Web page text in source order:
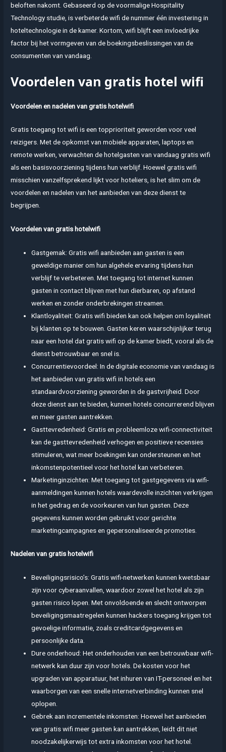
beloften nakomt. Gebaseerd op de voormalige Hospitality
Technology studie, is verbeterde wifi de nummer één investering in
hoteltechnologie in de kamer. Kortom, wifi blijft een invloedrijke
factor bij het vormgeven van de boekingsbeslissingen van de
consumenten van vandaag.
Voordelen van gratis hotel wifi
Voordelen en nadelen van gratis hotelwifi
Gratis toegang tot wifi is een topprioriteit geworden voor veel
reizigers. Met de opkomst van mobiele apparaten, laptops en
remote werken, verwachten de hotelgasten van vandaag gratis wifi
als een basisvoorziening tijdens hun verblijf. Hoewel gratis wifi
misschien vanzelfsprekend lijkt voor hoteliers, is het slim om de
voordelen en nadelen van het aanbieden van deze dienst te
begrijpen.
Voordelen van gratis hotelwifi
Gastgemak: Gratis wifi aanbieden aan gasten is een
geweldige manier om hun algehele ervaring tijdens hun
verblijf te verbeteren. Met toegang tot internet kunnen
gasten in contact blijven met hun dierbaren, op afstand
werken en zonder onderbrekingen streamen.
Klantloyaliteit: Gratis wifi bieden kan ook helpen om loyaliteit
bij klanten op te bouwen. Gasten keren waarschijnlijker terug
naar een hotel dat gratis wifi op de kamer biedt, vooral als de
dienst betrouwbaar en snel is.
Concurrentievoordeel: In de digitale economie van vandaag is
het aanbieden van gratis wifi in hotels een
standaardvoorziening geworden in de gastvrijheid. Door
deze dienst aan te bieden, kunnen hotels concurrerend blijven
en meer gasten aantrekken.
Gasttevredenheid: Gratis en probleemloze wifi-connectiviteit
kan de gasttevredenheid verhogen en positieve recensies
stimuleren, wat meer boekingen kan ondersteunen en het
inkomstenpotentieel voor het hotel kan verbeteren.
Marketinginzichten: Met toegang tot gastgegevens via wifi-
aanmeldingen kunnen hotels waardevolle inzichten verkrijgen
in het gedrag en de voorkeuren van hun gasten. Deze
gegevens kunnen worden gebruikt voor gerichte
marketingcampagnes en gepersonaliseerde promoties.
Nadelen van gratis hotelwifi
Beveiligingsrisico’s: Gratis wifi-netwerken kunnen kwetsbaar
zijn voor cyberaanvallen, waardoor zowel het hotel als zijn
gasten risico lopen. Met onvoldoende en slecht ontworpen
beveiligingsmaatregelen kunnen hackers toegang krijgen tot
gevoelige informatie, zoals creditcardgegevens en
persoonlijke data.
Dure onderhoud: Het onderhouden van een betrouwbaar wifi-
netwerk kan duur zijn voor hotels. De kosten voor het
upgraden van apparatuur, het inhuren van IT-personeel en het
waarborgen van een snelle internetverbinding kunnen snel
oplopen.
Gebrek aan incrementele inkomsten: Hoewel het aanbieden
van gratis wifi meer gasten kan aantrekken, leidt dit niet
noodzakelijkerwijs tot extra inkomsten voor het hotel.